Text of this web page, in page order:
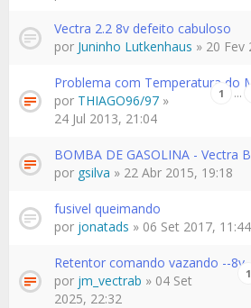
Vectra 2.2 8v defeito cabuloso
por Juninho Lutkenhaus » 20 Fev
Problema com Temperatura do
1 …
por THIAGO96/97 »
24 Jul 2013, 21:04
BOMBA DE GASOLINA - Vectra B
por gsilva » 22 Abr 2015, 19:18
fusivel queimando
por jonatads » 06 Set 2017, 11:44
Retentor comando vazando --8v
1
por jm_vectrab » 04 Set
2025, 22:32